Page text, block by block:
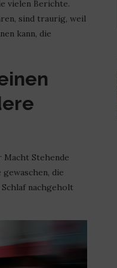
vielen Berichte.
sind traurig, weil
kann, die
Macht Stehende
die
nachgeholt